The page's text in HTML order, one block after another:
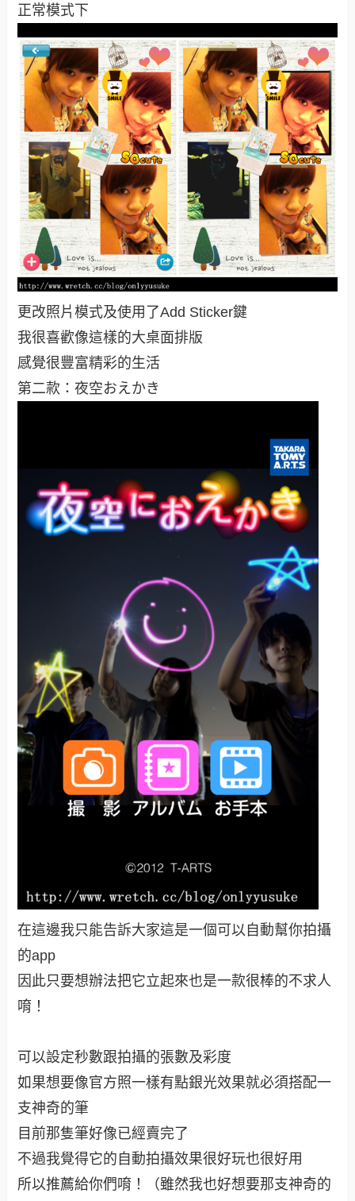
正常模式下
更改照片模式及使用了Add Sticker鍵
我很喜歡像這樣的大桌面排版
感覺很豐富精彩的生活
第二款：夜空おえかき
在這邊我只能告訴大家這是一個可以自動幫你拍攝
的app
因此只要想辦法把它立起來也是一款很棒的不求人
唷！
可以設定秒數跟拍攝的張數及彩度
如果想要像官方照一樣有點銀光效果就必須搭配一
支神奇的筆
目前那隻筆好像已經賣完了
不過我覺得它的自動拍攝效果很好玩也很好用
所以推薦給你們唷！（雖然我也好想要那支神奇的